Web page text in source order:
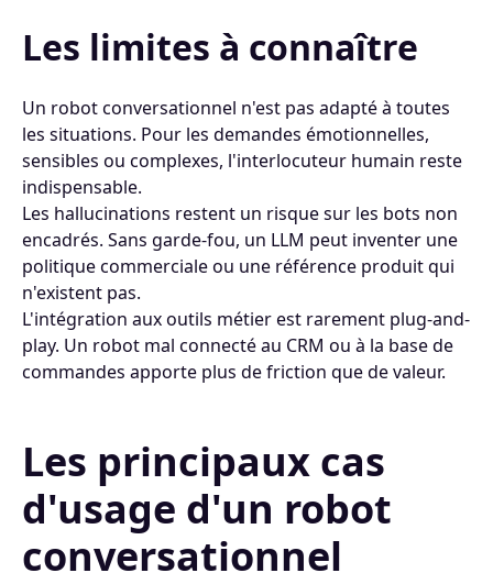
Les limites à connaître
Un robot conversationnel n'est pas adapté à toutes
les situations. Pour les demandes émotionnelles,
sensibles ou complexes, l'interlocuteur humain reste
indispensable.
Les hallucinations restent un risque sur les bots non
encadrés. Sans garde-fou, un LLM peut inventer une
politique commerciale ou une référence produit qui
n'existent pas.
L'intégration aux outils métier est rarement plug-and-
play. Un robot mal connecté au CRM ou à la base de
commandes apporte plus de friction que de valeur.
Les principaux cas
d'usage d'un robot
conversationnel